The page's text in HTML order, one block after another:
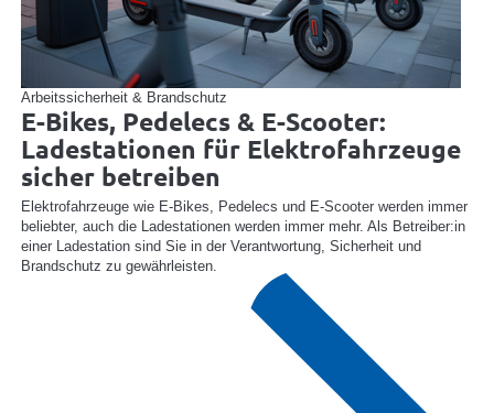
Arbeitssicherheit & Brandschutz
E-Bikes, Pedelecs & E-Scooter:
Ladestationen für Elektrofahrzeuge
sicher betreiben
Elektrofahrzeuge wie E-Bikes, Pedelecs und E-Scooter werden immer
beliebter, auch die Ladestationen werden immer mehr. Als Betreiber:in
einer Ladestation sind Sie in der Verantwortung, Sicherheit und
Brandschutz zu gewährleisten.